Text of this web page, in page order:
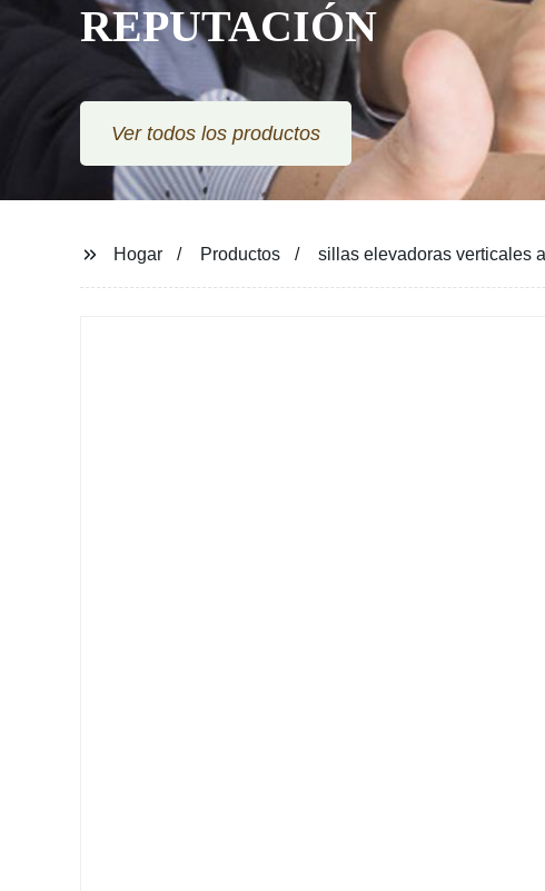
REPUTACIÓN
Ver todos los productos
Hogar Productos sillas elevadoras verticales